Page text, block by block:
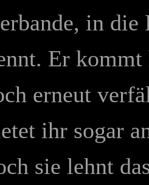
in
Er
erneut
ihr sogar
sie lehnt